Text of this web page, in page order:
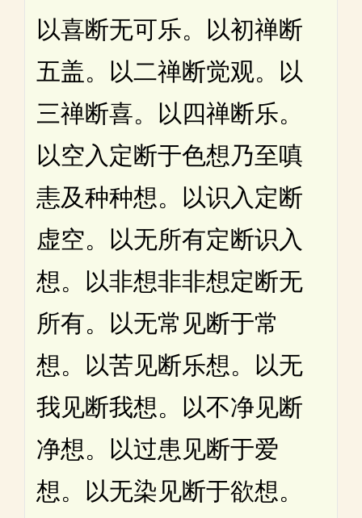
以喜断无可乐。以初禅断
五盖。以二禅断觉观。以
三禅断喜。以四禅断乐。
以空入定断于色想乃至嗔
恚及种种想。以识入定断
虚空。以无所有定断识入
想。以非想非非想定断无
所有。以无常见断于常
想。以苦见断乐想。以无
我见断我想。以不净见断
净想。以过患见断于爱
想。以无染见断于欲想。